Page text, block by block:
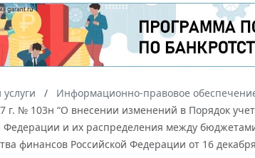
Информационно-правовое
г. № 103н “О внесении изменений в Порядок
Федерации и их распределения между
финансов Российской Федерации от 16